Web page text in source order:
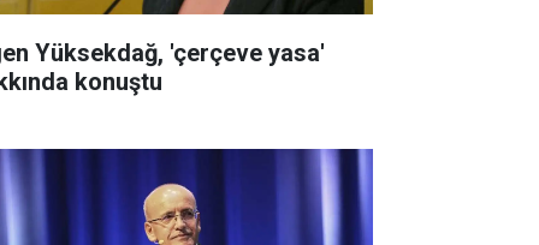
Yüksekdağ, 'çerçeve yasa'
konuştu